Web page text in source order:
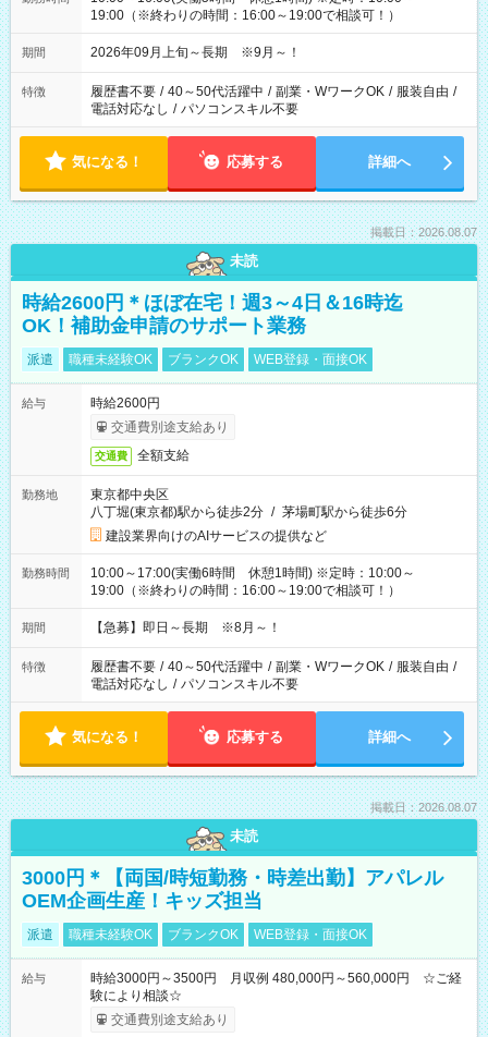
19:00（※終わりの時間：16:00～19:00で相談可！）
期間 2026年09月上旬～長期 ※9月～！
特徴 履歴書不要 / 40～50代活躍中 / 副業・WワークOK / 服装自由 /
電話対応なし / パソコンスキル不要
気になる！ 応募する 詳細へ
掲載日：2026.08.07
未読
時給2600円＊ほぼ在宅！週3～4日＆16時迄
OK！補助金申請のサポート業務
派遣 職種未経験OK ブランクOK WEB登録・面接OK
給与
時給2600円
交通費別途支給あり
交通費 全額支給
勤務地
東京都中央区
八丁堀(東京都)駅から徒歩2分 / 茅場町駅から徒歩6分
建設業界向けのAIサービスの提供など
勤務時間
10:00～17:00(実働6時間 休憩1時間) ※定時：10:00～
19:00（※終わりの時間：16:00～19:00で相談可！）
期間 【急募】即日～長期 ※8月～！
特徴 履歴書不要 / 40～50代活躍中 / 副業・WワークOK / 服装自由 /
電話対応なし / パソコンスキル不要
気になる！ 応募する 詳細へ
掲載日：2026.08.07
未読
3000円＊【両国/時短勤務・時差出勤】アパレル
OEM企画生産！キッズ担当
派遣 職種未経験OK ブランクOK WEB登録・面接OK
給与
時給3000円～3500円 月収例 480,000円～560,000円 ☆ご経
験により相談☆
交通費別途支給あり